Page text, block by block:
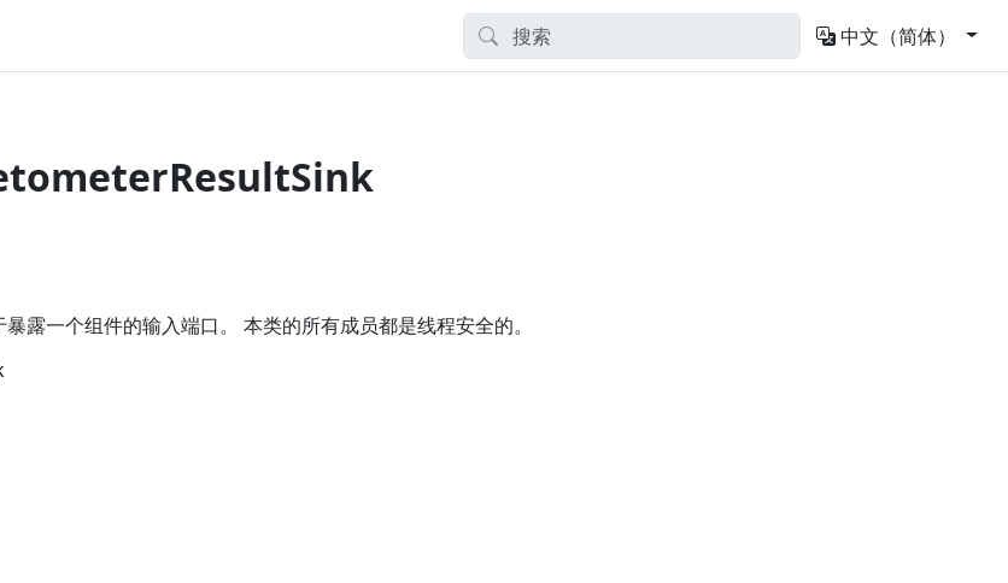
中文（简体）
露一个组件的输入端口。 本类的所有成员都是线程安全的。